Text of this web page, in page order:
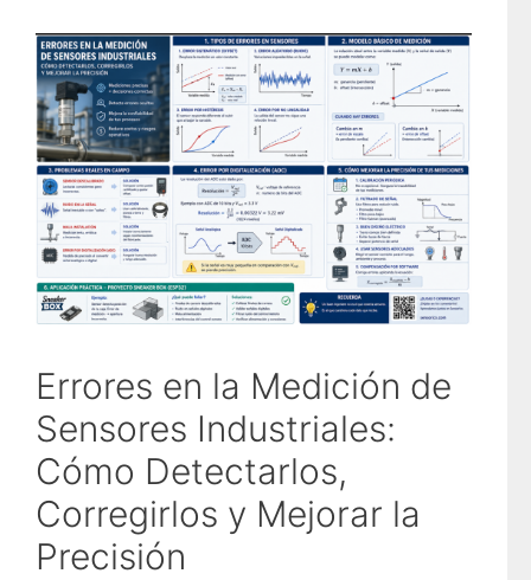
Errores en la Medición de
Sensores Industriales:
Cómo Detectarlos,
Corregirlos y Mejorar la
Precisión